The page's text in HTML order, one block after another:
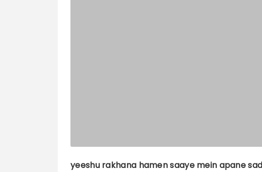
yeeshu rakhana hamen saaye mein apane